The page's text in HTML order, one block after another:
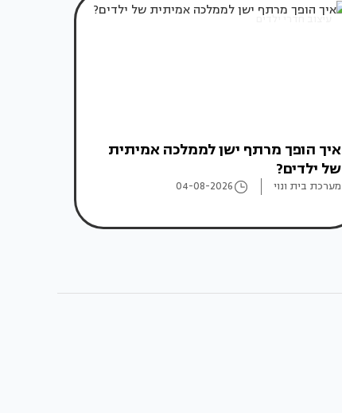
עיצוב חדרי ילדים
איך הופך מרתף ישן לממלכה אמיתית
של ילדים?
מערכת בית ונוי 04-08-2026